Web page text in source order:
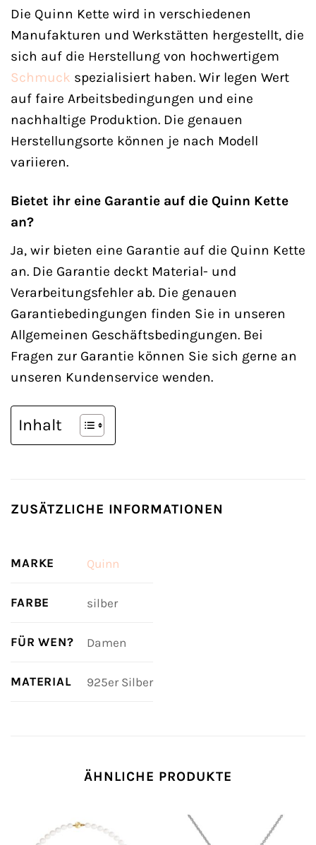
Die Quinn Kette wird in verschiedenen
Manufakturen und Werkstätten hergestellt, die
sich auf die Herstellung von hochwertigem
Schmuck spezialisiert haben. Wir legen Wert
auf faire Arbeitsbedingungen und eine
nachhaltige Produktion. Die genauen
Herstellungsorte können je nach Modell
variieren.
Bietet ihr eine Garantie auf die Quinn Kette
an?
Ja, wir bieten eine Garantie auf die Quinn Kette
an. Die Garantie deckt Material- und
Verarbeitungsfehler ab. Die genauen
Garantiebedingungen finden Sie in unseren
Allgemeinen Geschäftsbedingungen. Bei
Fragen zur Garantie können Sie sich gerne an
unseren Kundenservice wenden.
Inhalt
ZUSÄTZLICHE INFORMATIONEN
MARKE Quinn
FARBE silber
FÜR WEN? Damen
MATERIAL 925er Silber
ÄHNLICHE PRODUKTE